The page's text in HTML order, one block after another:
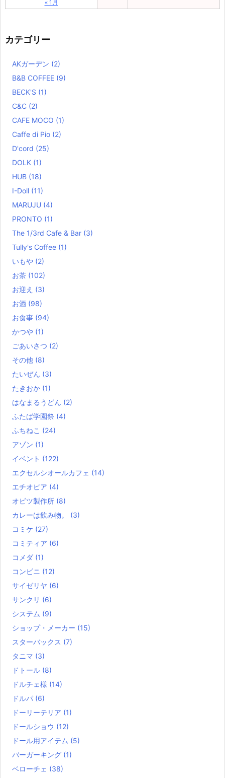
« 1月
カテゴリー
AKガーデン (2)
B&B COFFEE (9)
BECK'S (1)
C&C (2)
CAFE MOCO (1)
Caffe di Pio (2)
D'cord (25)
DOLK (1)
HUB (18)
I-Doll (11)
MARUJU (4)
PRONTO (1)
The 1/3rd Cafe & Bar (3)
Tully's Coffee (1)
いもや (2)
お茶 (102)
お迎え (3)
お酒 (98)
お食事 (94)
かつや (1)
ごあいさつ (2)
その他 (8)
たいぜん (3)
たきおか (1)
はなまるうどん (2)
ふたば学園祭 (4)
ふちねこ (24)
アゾン (1)
イベント (122)
エクセルシオールカフェ (14)
エチオピア (4)
オビツ製作所 (8)
カレーは飲み物。 (3)
コミケ (27)
コミティア (6)
コメダ (1)
コンビニ (12)
サイゼリヤ (6)
サンクリ (6)
システム (9)
ショップ・メーカー (15)
スターバックス (7)
タニマ (3)
ドトール (8)
ドルチェ様 (14)
ドルパ (6)
ドーリーテリア (1)
ドールショウ (12)
ドール用アイテム (5)
バーガーキング (1)
ベローチェ (38)